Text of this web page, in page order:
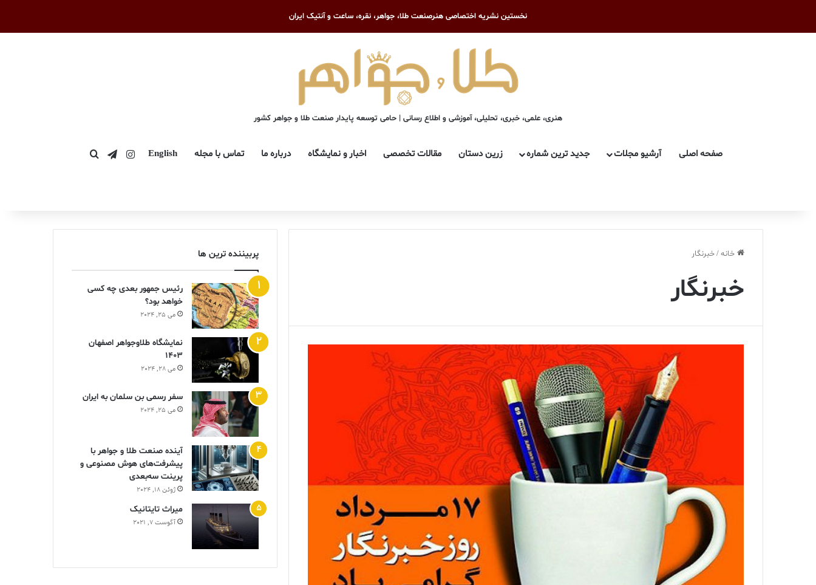
نخستین نشریه اختصاصی هنرصنعت طلا، جواهر، نقره، ساعت و آنتیک ایران
هنری، علمی، خبری، تحلیلی، آموزشی و اطلاع رسانی | حامی توسعه پایدار صنعت طلا و جواهر کشور
صفحه اصلی آرشیو مجلات جدید ترین شماره زرین دستان مقالات تخصصی اخبار و نمایشگاه درباره ما تماس با مجله English اینستاگرام
تلگرامجستجو برای
خانه/خبرنگار
خبرنگار
پربیننده ترین ها
رئیس جمهور بعدی چه کسی
خواهد بود؟
می 25, 2024
نمایشگاه طلاوجواهر اصفهان
1403
می 28, 2024
سفر رسمی بن سلمان به ایران
می 25, 2024
آینده صنعت طلا و جواهر با
پیشرفت‌های هوش مصنوعی و
پرینت سه‌بعدی
ژوئن 18, 2024
ميراث تايتانيک
آگوست 7, 2021